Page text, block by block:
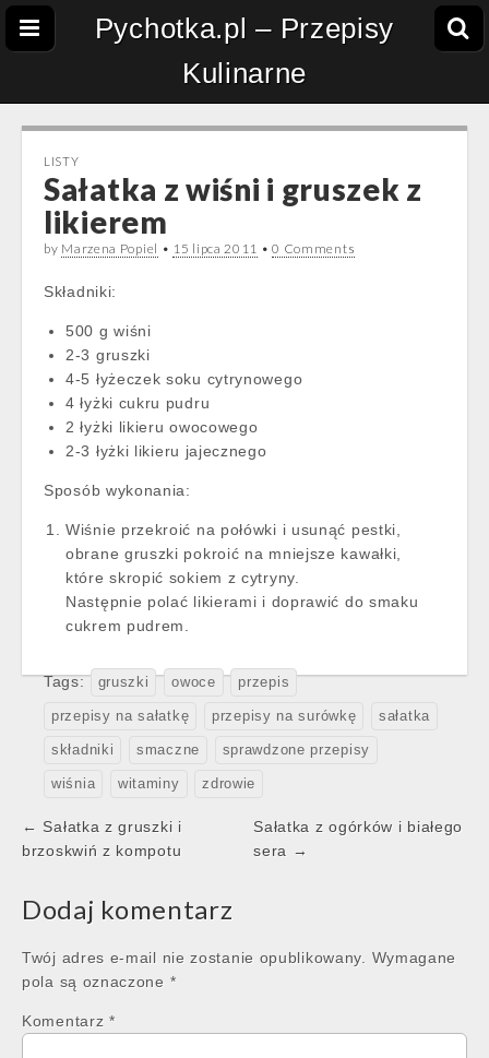
Pychotka.pl – Przepisy
Kulinarne
LISTY
Sałatka z wiśni i gruszek z
likierem
by Marzena Popiel • 15 lipca 2011 •0 Comments
Składniki:
500 g wiśni
2-3 gruszki
4-5 łyżeczek soku cytrynowego
4 łyżki cukru pudru
2 łyżki likieru owocowego
2-3 łyżki likieru jajecznego
Sposób wykonania:
Wiśnie przekroić na połówki i usunąć pestki,
obrane gruszki pokroić na mniejsze kawałki,
które skropić sokiem z cytryny.
Następnie polać likierami i doprawić do smaku
cukrem pudrem.
Tags: gruszki owoce przepis
przepisy na sałatkę przepisy na surówkę sałatka
składniki smaczne sprawdzone przepisy
wiśnia witaminy zdrowie
Post
navigation
← Sałatka z gruszki i
brzoskwiń z kompotu
Sałatka z ogórków i białego
sera →
Dodaj komentarz
Twój adres e-mail nie zostanie opublikowany.
Wymagane
pola są oznaczone *
Komentarz *